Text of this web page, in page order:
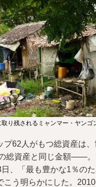
り残されるミャンマー・ヤンゴ
プ62人がもつ総資産は
総資産と同じ金額――。
、「最も豊かな1％の
こう明らかにした。